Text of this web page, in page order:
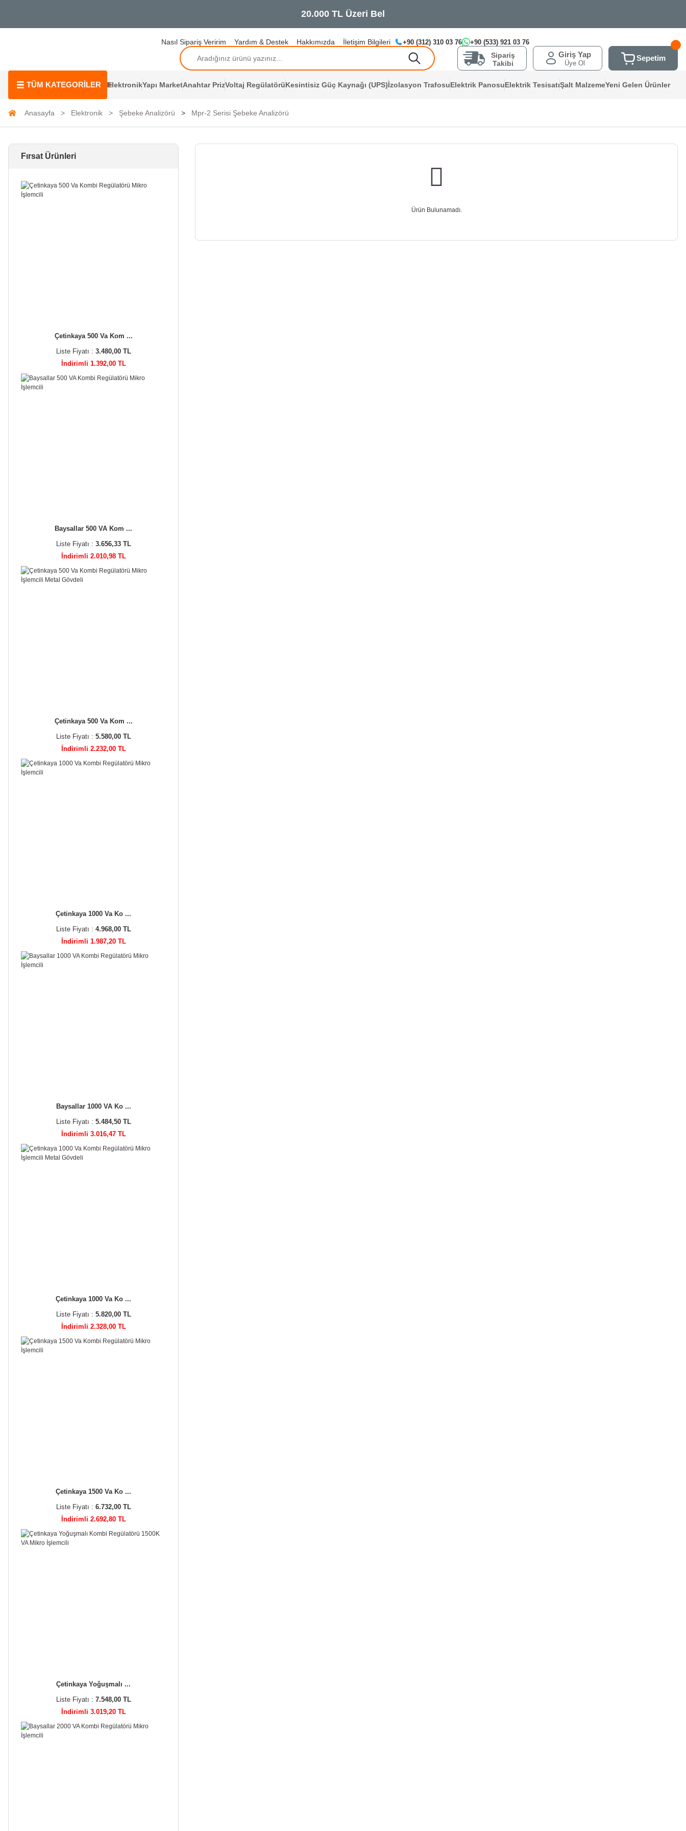
Nasıl Sipariş Veririm Yardım & Destek Hakkımızda İletişim Bilgileri +90 (312) 310 03 76 +90 (533) 921 03 76
Sipariş
Takibi
Giriş Yap
Üye Ol
Sepetim
TÜM KATEGORİLER ElektronikYapı MarketAnahtar PrizVoltaj RegülatörüKesintisiz Güç Kaynağı (UPS)İzolasyon TrafosuElektrik PanosuElektrik TesisatıŞalt MalzemeYeni Gelen Ürünler
Anasayfa Elektronik Şebeke Analizörü Mpr-2 Serisi Şebeke Analizörü
Fırsat Ürünleri
Çetinkaya 500 Va Kom ...
Liste Fiyatı : 3.480,00 TL
İndirimli 1.392,00 TL
Baysallar 500 VA Kom ...
Liste Fiyatı : 3.656,33 TL
İndirimli 2.010,98 TL
Çetinkaya 500 Va Kom ...
Liste Fiyatı : 5.580,00 TL
İndirimli 2.232,00 TL
Çetinkaya 1000 Va Ko ...
Liste Fiyatı : 4.968,00 TL
İndirimli 1.987,20 TL
Baysallar 1000 VA Ko ...
Liste Fiyatı : 5.484,50 TL
İndirimli 3.016,47 TL
Çetinkaya 1000 Va Ko ...
Liste Fiyatı : 5.820,00 TL
İndirimli 2.328,00 TL
Çetinkaya 1500 Va Ko ...
Liste Fiyatı : 6.732,00 TL
İndirimli 2.692,80 TL
Çetinkaya Yoğuşmalı ...
Liste Fiyatı : 7.548,00 TL
İndirimli 3.019,20 TL
Ürün Bulunamadı.